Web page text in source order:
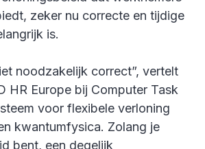
zeker nu correcte en tijdige
is.
noodzakelijk correct”, vertelt
HR Europe bij Computer Task
voor flexibele verloning
kwantumfysica. Zolang je
bent, een degelijk